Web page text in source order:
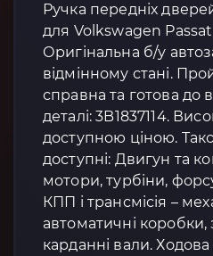
Ручка передніх
для Volkswagen
Оригінальна б/у
відмінному стані.
справна та готова до
деталі: 3B1837114.
доступною ціною.
доступні: Двигун та
мотори, турбіни,
КПП і трансмісія –
автоматичні
карданні вали.